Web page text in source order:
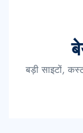
बड़ी साइटों,